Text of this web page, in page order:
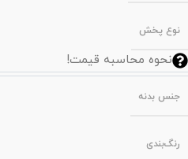
نوع پخش
نحوه محاسبه قیمت!
جنس بدنه
رنگ‌بندی